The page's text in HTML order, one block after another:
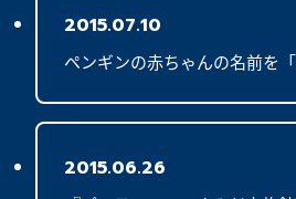
2015.07.10
ペンギンの赤ちゃんの名前を
2015.06.26